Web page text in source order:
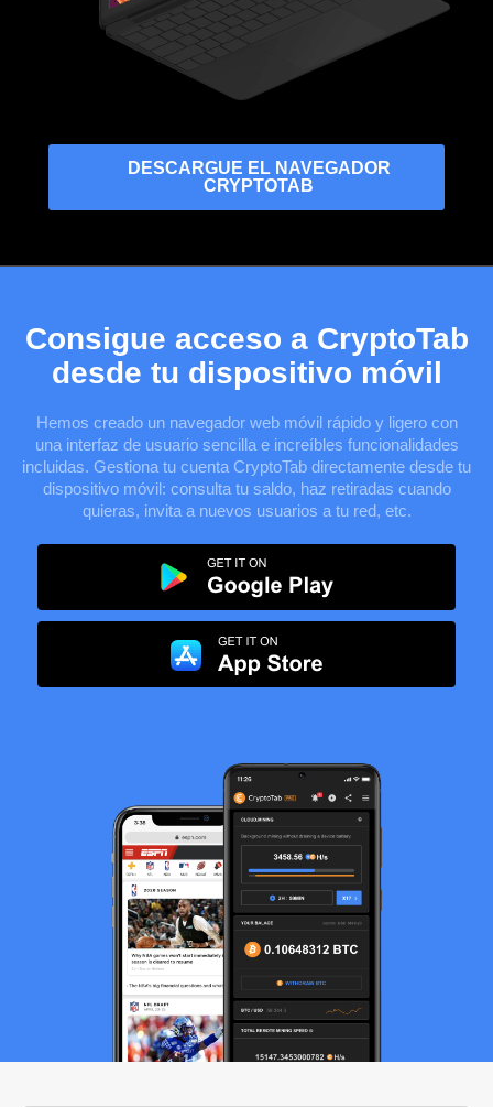
DESCARGUE EL NAVEGADOR
CRYPTOTAB
Consigue acceso a CryptoTab
desde tu dispositivo móvil
Hemos creado un navegador web móvil rápido y ligero con
una interfaz de usuario sencilla e increíbles funcionalidades
incluidas. Gestiona tu cuenta CryptoTab directamente desde tu
dispositivo móvil: consulta tu saldo, haz retiradas cuando
quieras, invita a nuevos usuarios a tu red, etc.